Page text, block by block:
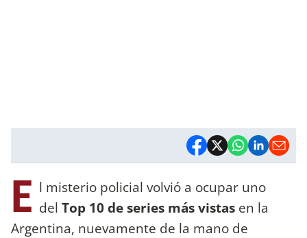
E l misterio policial volvió a ocupar uno
del Top 10 de series más vistas en la
Argentina, nuevamente de la mano de